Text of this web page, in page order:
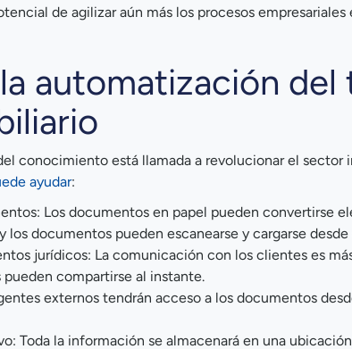
de agilizar aún más los procesos empresariales
automatización del
conocimiento está llamada a revolucionar el sector
ayudar:
Los documentos en papel pueden convertirse
los documentos pueden escanearse y cargarse
jurídicos: La comunicación con los clientes es
compartirse al instante.
externos tendrán acceso a los documentos
Toda la información se almacenará en una